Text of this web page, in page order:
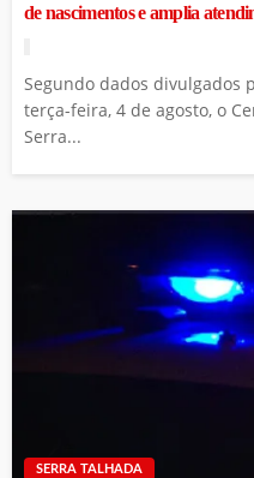
de nascimentos e amplia
Segundo dados divulgados
terça-feira, 4 de agosto, o
Serra...
SERRA TALHADA